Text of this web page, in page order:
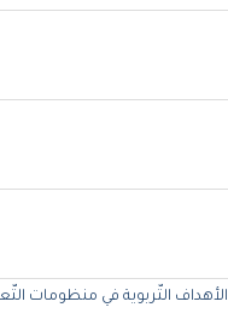
الأهداف التّربوية في منظومات